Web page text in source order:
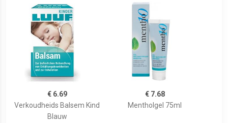
€ 6.69
Verkoudheids Balsem Kind
Blauw
€ 7.68
Mentholgel 75ml